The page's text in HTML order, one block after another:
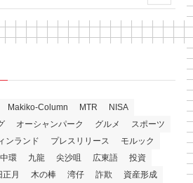
Makiko-Column MTR
NISA
オーシャンパーク グルメ
スポーツ
ンランド プレスリリース
モルック
中環 九龍 尖沙咀 広東語
投資
正月 木の棒 湾仔 詐欺
資産形成